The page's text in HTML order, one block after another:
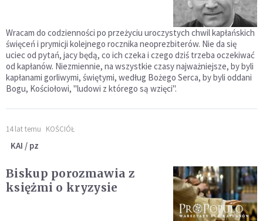
Wracam do codzienności po przeżyciu uroczystych chwil kapłańskich
święceń i prymicji kolejnego rocznika neoprezbiterów. Nie da się
uciec od pytań, jacy będą, co ich czeka i czego dziś trzeba oczekiwać
od kapłanów. Niezmiennie, na wszystkie czasy najważniejsze, by byli
kapłanami gorliwymi, świętymi, według Bożego Serca, by byli oddani
Bogu, Kościołowi, "ludowi z którego są wzięci".
14 lat temu KOŚCIÓŁ
KAI / pz
Biskup porozmawia z
księżmi o kryzysie